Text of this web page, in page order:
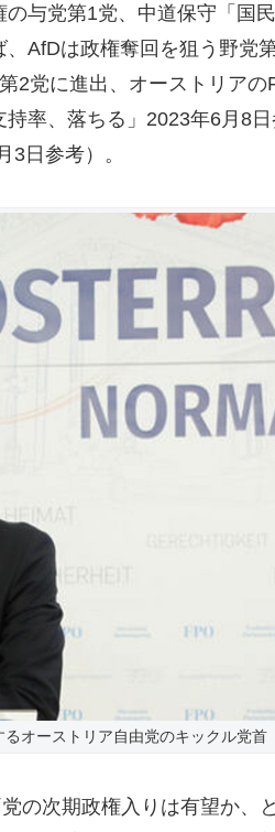
の与党第1党、中道保守「国
AfDは政権奪回を狙う野党
2党に進出、オーストリア
持率、落ちる」2023年6月8
3日参考）。
オーストリア自由党のキックル党
の次期政権入りは有望か、